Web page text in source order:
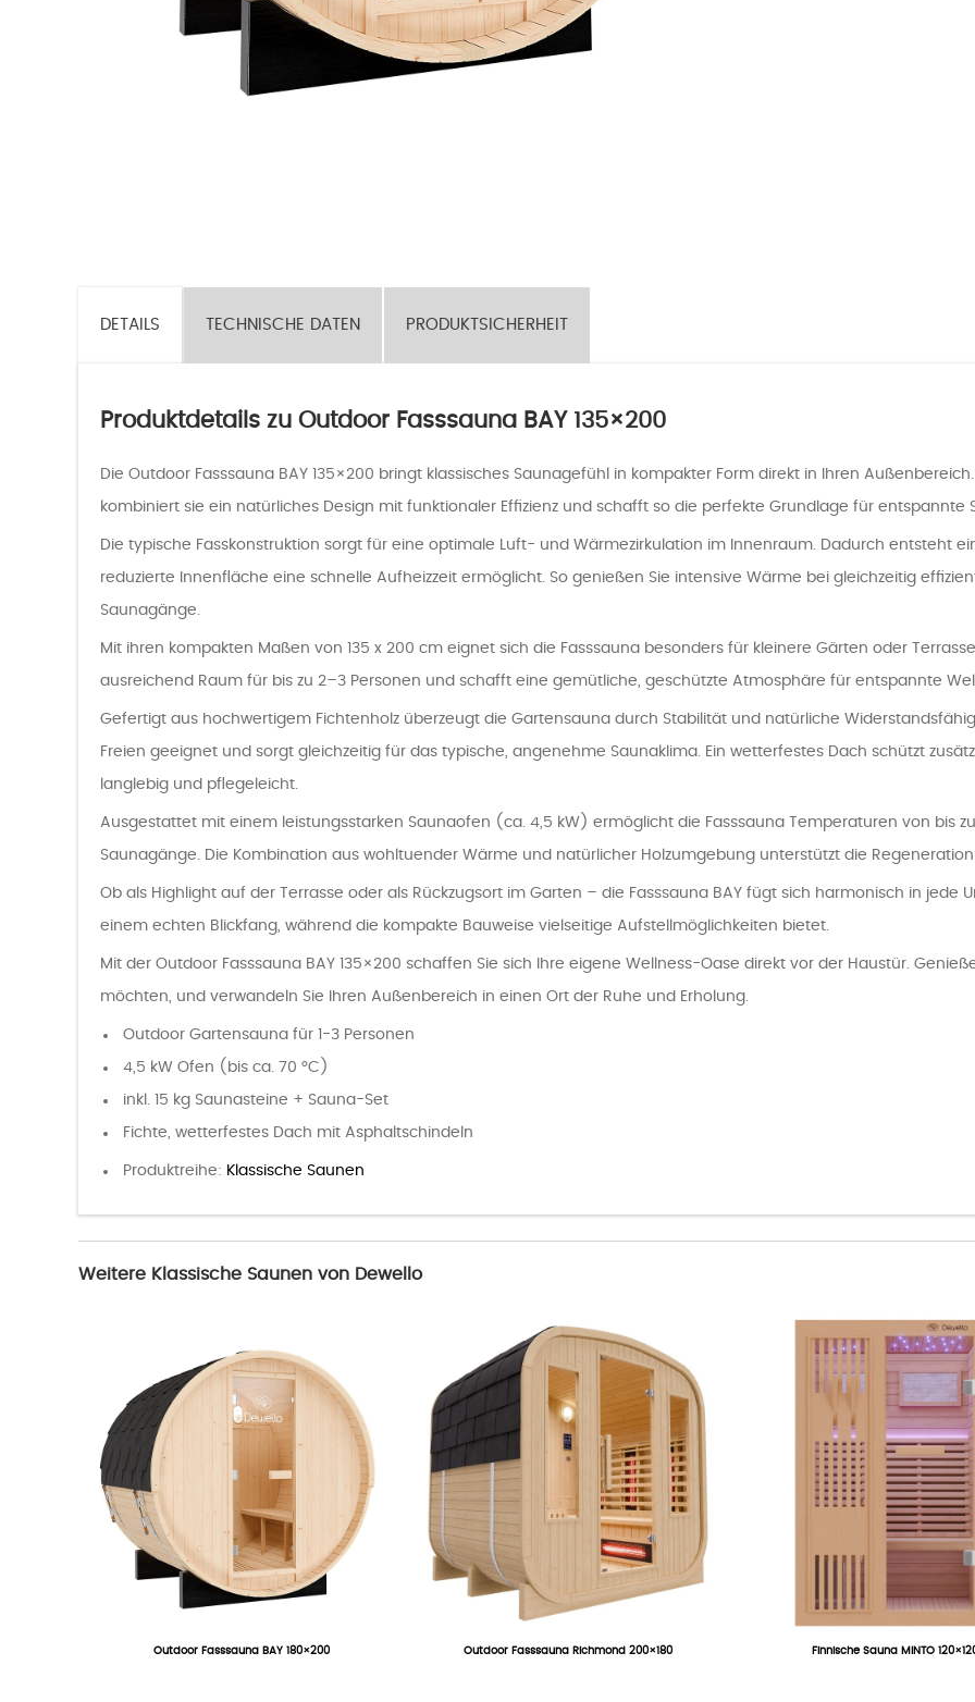
DETAILS
Produktdetails zu Outdoor Fasssauna BAY 135×200
Die Outdoor Fasssauna BAY 135×200 bringt klassisches Saunagefühl in kompakter Form direkt in Ihren
kombiniert sie ein natürliches Design mit funktionaler Effizienz und schafft so die perfekte Grundlage für entspannte
Die typische Fasskonstruktion sorgt für eine optimale Luft- und Wärmezirkulation im Innenraum. Dadurch entsteht
reduzierte Innenfläche eine schnelle Aufheizzeit ermöglicht. So genießen Sie intensive Wärme bei gleichzeitig
Saunagänge.
Mit ihren kompakten Maßen von 135 x 200 cm eignet sich die Fasssauna besonders für kleinere Gärten oder
ausreichend Raum für bis zu 2–3 Personen und schafft eine gemütliche, geschützte Atmosphäre für entspannte
Gefertigt aus hochwertigem Fichtenholz überzeugt die Gartensauna durch Stabilität und natürliche
Freien geeignet und sorgt gleichzeitig für das typische, angenehme Saunaklima. Ein wetterfestes Dach schützt
langlebig und pflegeleicht.
Ausgestattet mit einem leistungsstarken Saunaofen (ca. 4,5 kW) ermöglicht die Fasssauna Temperaturen von bis
Saunagänge. Die Kombination aus wohltuender Wärme und natürlicher Holzumgebung unterstützt die
Ob als Highlight auf der Terrasse oder als Rückzugsort im Garten – die Fasssauna BAY fügt sich harmonisch in jede
einem echten Blickfang, während die kompakte Bauweise vielseitige Aufstellmöglichkeiten bietet.
Mit der Outdoor Fasssauna BAY 135×200 schaffen Sie sich Ihre eigene Wellness-Oase direkt vor der Haustür.
möchten, und verwandeln Sie Ihren Außenbereich in einen Ort der Ruhe und Erholung.
Outdoor Gartensauna für 1-3 Personen
4,5 kW Ofen (bis ca. 70 °C)
inkl. 15 kg Saunasteine + Sauna-Set
Fichte, wetterfestes Dach mit Asphaltschindeln
Produktreihe: Klassische Saunen
TECHNISCHE DATEN PRODUKTSICHERHEIT
Weitere Klassische Saunen von Dewello
Outdoor Fasssauna BAY 180×200 Outdoor Fasssauna Richmond 200×180 Finnische Sauna MINTO